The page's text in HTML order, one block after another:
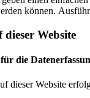
können.
Website
die
dieser Website